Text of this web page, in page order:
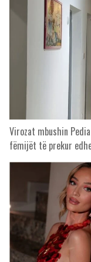
Virozat mbushin
fëmijët të prekur